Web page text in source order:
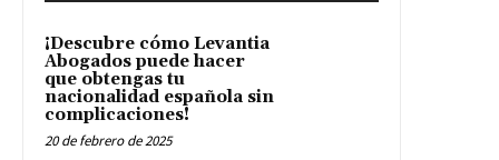
¡Descubre cómo Levantia
Abogados puede hacer
que obtengas tu
nacionalidad española sin
complicaciones!
20 de febrero de 2025